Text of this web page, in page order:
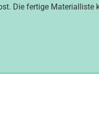
Die fertige Materialliste